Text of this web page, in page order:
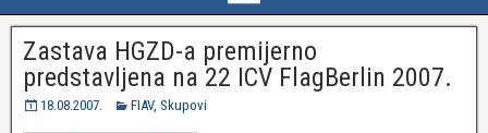
Zastava HGZD-a premijerno
predstavljena na 22 ICV FlagBerlin 2007.
18.08.2007. FIAV, Skupovi